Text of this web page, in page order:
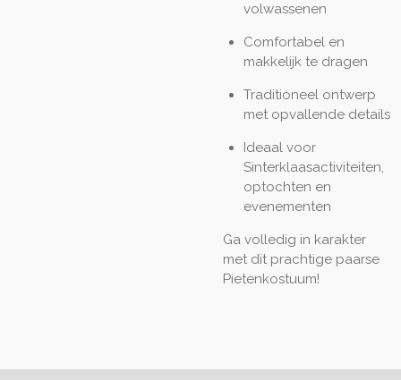
volwassenen
Comfortabel en
makkelijk te dragen
Traditioneel ontwerp
met opvallende details
Ideaal voor
Sinterklaasactiviteiten,
optochten en
evenementen
Ga volledig in karakter
met dit prachtige paarse
Pietenkostuum!